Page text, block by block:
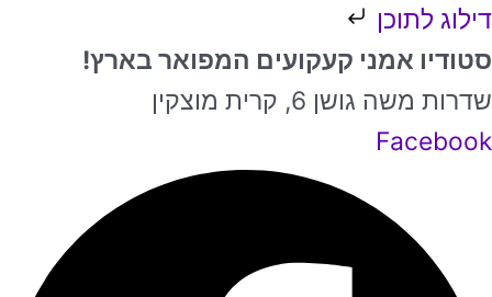
דילוג לתוכן
דילוג
לתוכן
סטודיו אמני קעקועים המפואר בארץ!
שדרות משה גושן 6, קרית מוצקין
Facebook
ממוין
לפי